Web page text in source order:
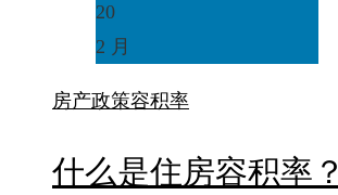
20
2 月
房产政策容积率
什么是住房容积率？